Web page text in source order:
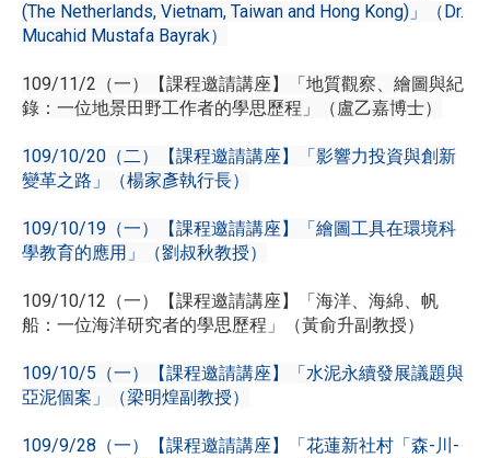
(The Netherlands, Vietnam, Taiwan and Hong Kong)」（Dr.
Mucahid Mustafa Bayrak）
109/11/2（一）【課程邀請講座】「地質觀察、繪圖與紀
錄：一位地景田野工作者的學思歷程」（盧乙嘉博士）
109/10/20（二）【課程邀請講座】「影響力投資與創新
變革之路」（楊家彥執行長）
109/10/19（一）【課程邀請講座】「繪圖工具在環境科
學教育的應用」（劉叔秋教授）
109/10/12（一）【課程邀請講座】「海洋、海綿、帆
船：一位海洋研究者的學思歷程」（黃俞升副教授）
109/10/5（一）【課程邀請講座】「水泥永續發展議題與
亞泥個案」（梁明煌副教授）
109/9/28（一）【課程邀請講座】「花蓮新社村「森-川-